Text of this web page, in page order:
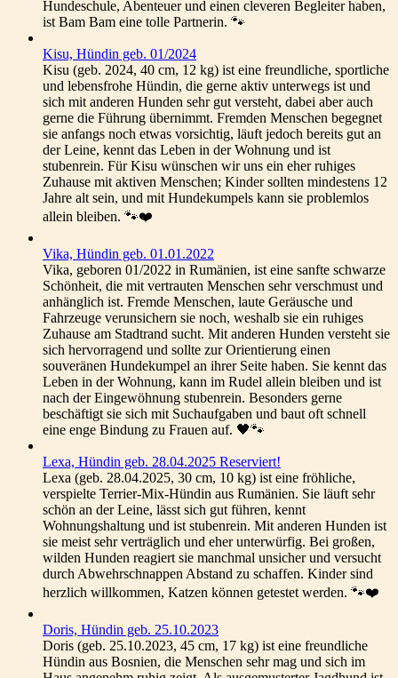
Hundeschule, Abenteuer und einen cleveren Begleiter haben,
ist Bam Bam eine tolle Partnerin. 🐾
Kisu, Hündin geb. 01/2024
Kisu (geb. 2024, 40 cm, 12 kg) ist eine freundliche, sportliche
und lebensfrohe Hündin, die gerne aktiv unterwegs ist und
sich mit anderen Hunden sehr gut versteht, dabei aber auch
gerne die Führung übernimmt. Fremden Menschen begegnet
sie anfangs noch etwas vorsichtig, läuft jedoch bereits gut an
der Leine, kennt das Leben in der Wohnung und ist
stubenrein. Für Kisu wünschen wir uns ein eher ruhiges
Zuhause mit aktiven Menschen; Kinder sollten mindestens 12
Jahre alt sein, und mit Hundekumpels kann sie problemlos
allein bleiben. 🐾❤️
Vika, Hündin geb. 01.01.2022
Vika, geboren 01/2022 in Rumänien, ist eine sanfte schwarze
Schönheit, die mit vertrauten Menschen sehr verschmust und
anhänglich ist. Fremde Menschen, laute Geräusche und
Fahrzeuge verunsichern sie noch, weshalb sie ein ruhiges
Zuhause am Stadtrand sucht. Mit anderen Hunden versteht sie
sich hervorragend und sollte zur Orientierung einen
souveränen Hundekumpel an ihrer Seite haben. Sie kennt das
Leben in der Wohnung, kann im Rudel allein bleiben und ist
nach der Eingewöhnung stubenrein. Besonders gerne
beschäftigt sie sich mit Suchaufgaben und baut oft schnell
eine enge Bindung zu Frauen auf. 🖤🐾
Lexa, Hündin geb. 28.04.2025 Reserviert!
Lexa (geb. 28.04.2025, 30 cm, 10 kg) ist eine fröhliche,
verspielte Terrier-Mix-Hündin aus Rumänien. Sie läuft sehr
schön an der Leine, lässt sich gut führen, kennt
Wohnungshaltung und ist stubenrein. Mit anderen Hunden ist
sie meist sehr verträglich und eher unterwürfig. Bei großen,
wilden Hunden reagiert sie manchmal unsicher und versucht
durch Abwehrschnappen Abstand zu schaffen. Kinder sind
herzlich willkommen, Katzen können getestet werden. 🐾❤️
Doris, Hündin geb. 25.10.2023
Doris (geb. 25.10.2023, 45 cm, 17 kg) ist eine freundliche
Hündin aus Bosnien, die Menschen sehr mag und sich im